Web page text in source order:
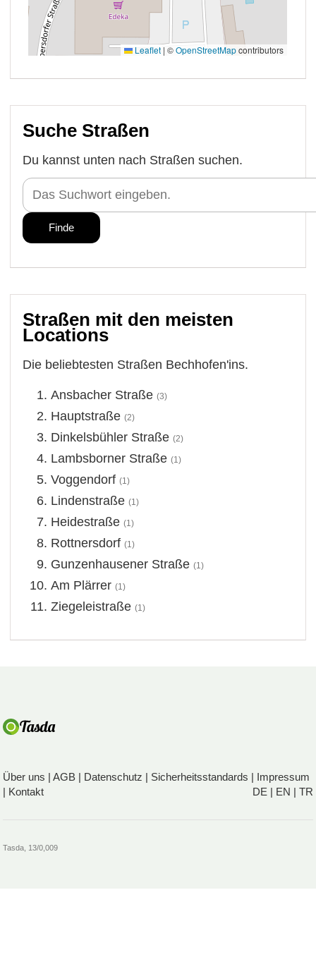
Suche Straßen
Du kannst unten nach Straßen suchen.
Straßen mit den meisten
Locations
Die beliebtesten Straßen Bechhofen'ins.
Ansbacher Straße (3)
Hauptstraße (2)
Dinkelsbühler Straße (2)
Lambsborner Straße (1)
Voggendorf (1)
Lindenstraße (1)
Heidestraße (1)
Rottnersdorf (1)
Gunzenhausener Straße (1)
Am Plärrer (1)
Ziegeleistraße (1)
Über uns |AGB Datenschutz Sicherheitsstandards
Impressum
Kontakt DE| EN TR
Tasda, 13/0,009